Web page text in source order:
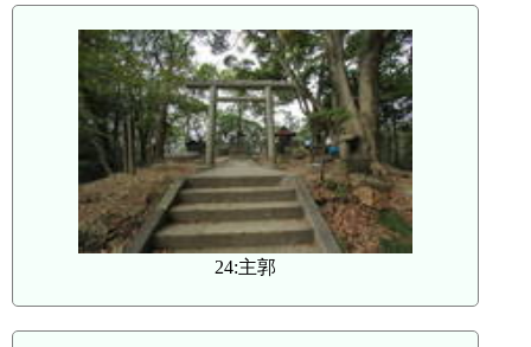
24:主郭